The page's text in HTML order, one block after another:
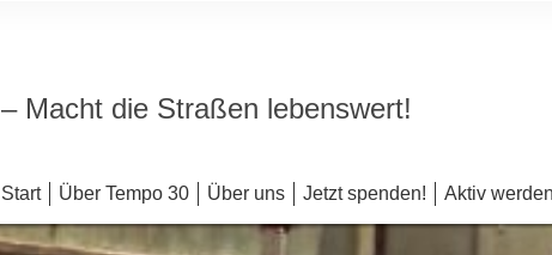
– Macht die Straßen lebenswert!
Start Über Tempo 30 Über uns Jetzt spenden! Aktiv werden